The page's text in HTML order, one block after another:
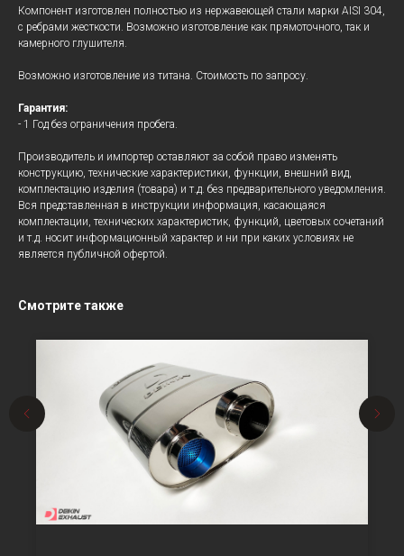
Компонент изготовлен полностью из нержавеющей стали марки AISI 304,
с ребрами жесткости. Возможно изготовление как прямоточного, так и
камерного глушителя.
Возможно изготовление из титана. Стоимость по запросу.
Гарантия:
- 1 Год без ограничения пробега.
Производитель и импортер оставляют за собой право изменять
конструкцию, технические характеристики, функции, внешний вид,
комплектацию изделия (товара) и т.д. без предварительного уведомления.
Вся представленная в инструкции информация, касающаяся
комплектации, технических характеристик, функций, цветовых сочетаний
и т.д. носит информационный характер и ни при каких условиях не
является публичной офертой.
Смотрите также